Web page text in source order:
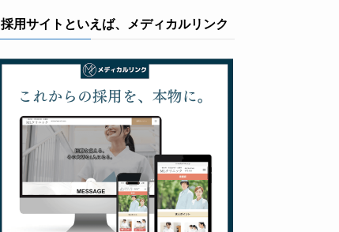
採用サイトといえば、メディカルリンク